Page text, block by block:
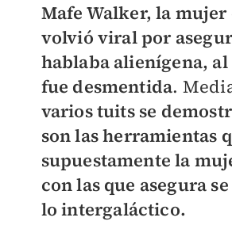
Mafe Walker, la mujer
volvió viral por
hablaba alienígena,
fue desmentida.
varios tuits se
son las herramientas
supuestamente la
con las que asegura
lo intergaláctico.